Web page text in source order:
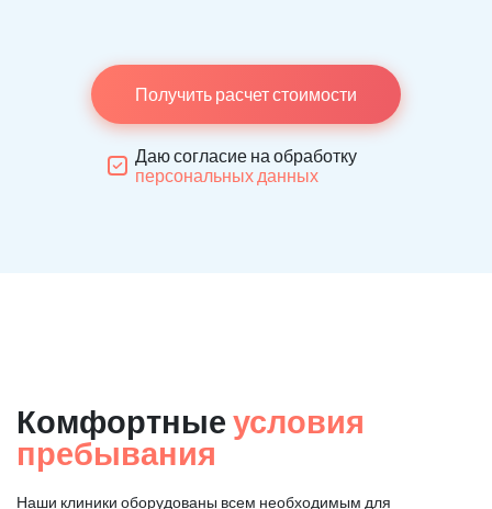
Получить расчет стоимости
Даю согласие на обработку
персональных данных
Комфортные условия
пребывания
Наши клиники оборудованы всем необходимым для